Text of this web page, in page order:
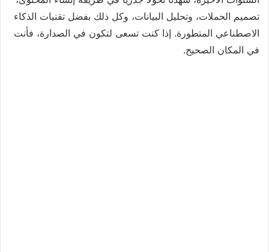
تصميم الحملات، وتحليل البيانات، وكل ذلك بفضل تقنيات الذكاء
الاصطناعي المتطورة. إذا كنت تسعى لتكون في الصدارة، فأنت
في المكان الصحيح.